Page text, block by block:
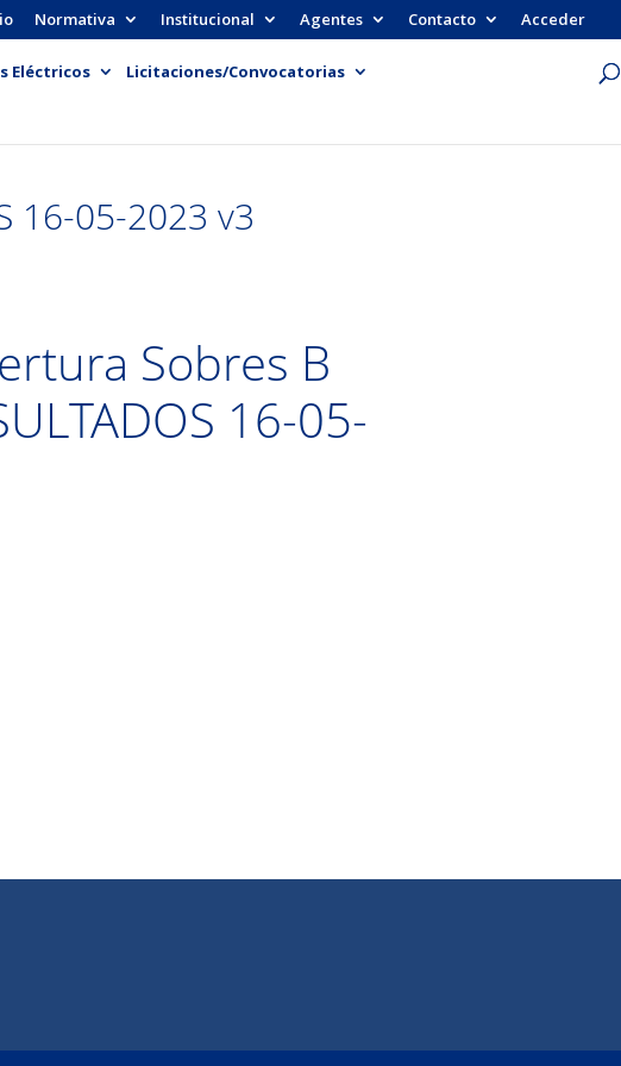
Normativa Institucional Agentes Contacto Acceder
Eléctricos
Licitaciones/Convocatorias
16-05-2023 v3
Sobres B
16-05-